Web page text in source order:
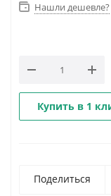
Нашли дешевле?
Купить в 1
Поделиться